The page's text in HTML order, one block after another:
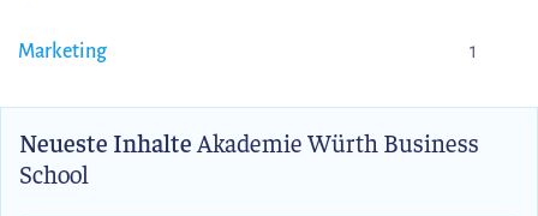
Marketing 1
Neueste Inhalte Akademie Würth Business
School